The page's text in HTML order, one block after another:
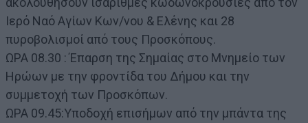
Ιερό Ναό Αγίων Κων/νου & Ελένης και 28
πυροβολισμοί από τους Προσκόπους.
ΩΡΑ 08.30 : Έπαρση της Σημαίας στο Μνημείο των
Ηρώων με την φροντίδα του Δήμου και την
συμμετοχή των Προσκόπων.
ΩΡΑ 09.45:Υποδοχή επισήμων από την μπάντα της